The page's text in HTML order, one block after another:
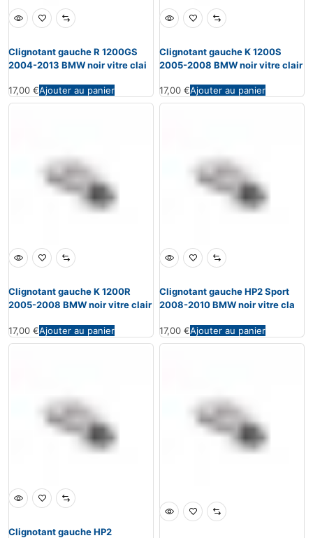
Clignotant gauche R 1200GS
2004-2013 BMW noir vitre clai
17,00 €Ajouter au panier
Clignotant gauche K 1200S
2005-2008 BMW noir vitre clair
17,00 €Ajouter au panier
Clignotant gauche K 1200R
2005-2008 BMW noir vitre clair
17,00 €Ajouter au panier
Clignotant gauche HP2 Sport
2008-2010 BMW noir vitre cla
17,00 €Ajouter au panier
Clignotant gauche HP2